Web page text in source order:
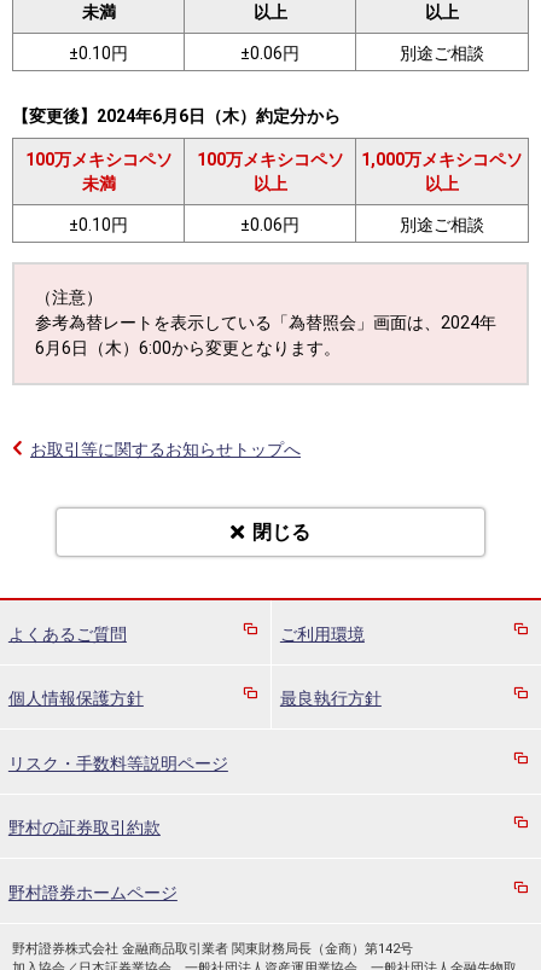
未満
以上
以上
±0.10円 ±0.06円 別途ご相談
【変更後】2024年6月6日（木）約定分から
100万メキシコペソ
未満
100万メキシコペソ
以上
1,000万メキシコペソ
以上
±0.10円 ±0.06円 別途ご相談
（注意）
参考為替レートを表示している「為替照会」画面は、2024年
6月6日（木）6:00から変更となります。
お取引等に関するお知らせトップへ
閉じる
よくあるご質問 ご利用環境
個人情報保護方針 最良執行方針
リスク・手数料等説明ページ
野村の証券取引約款
野村證券ホームページ
野村證券株式会社 金融商品取引業者 関東財務局長（金商）第142号